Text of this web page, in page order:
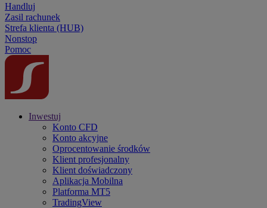
Handluj
Zasil rachunek
Strefa klienta (HUB)
Nonstop
Pomoc
Inwestuj
Konto CFD
Konto akcyjne
Oprocentowanie środków
Klient profesjonalny
Klient doświadczony
Aplikacja Mobilna
Platforma MT5
TradingView